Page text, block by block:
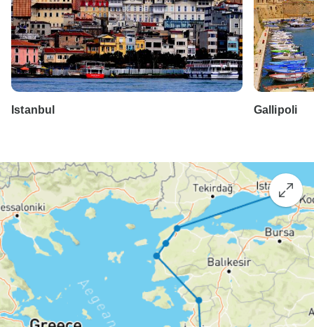
Istanbul Gallipoli